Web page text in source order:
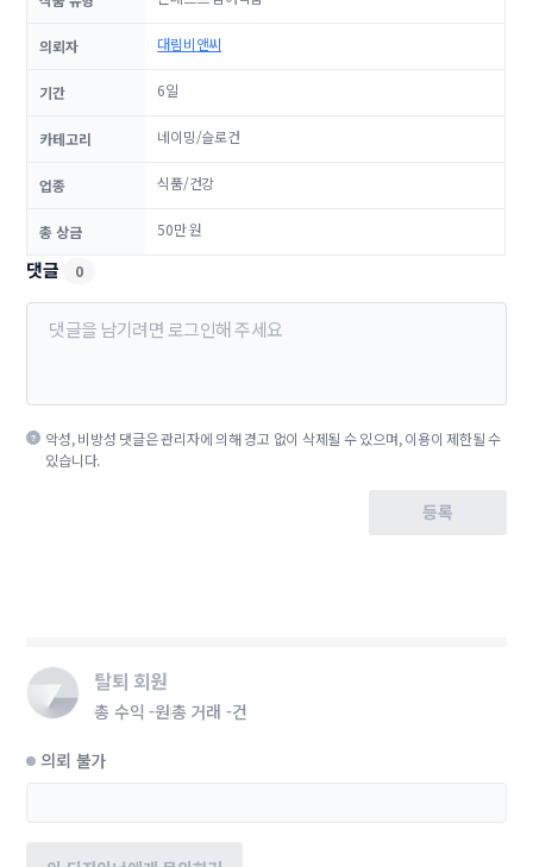
의뢰자 대림비앤씨
기간 6일
카테고리 네이밍/슬로건
업종 식품/건강
총 상금 50만 원
댓글 0
악성, 비방성 댓글은 관리자에 의해 경고 없이 삭제될 수 있으며, 이용이 제한될 수
있습니다.
등록
탈퇴 회원
총 수익 -원총 거래 -건
의뢰 불가